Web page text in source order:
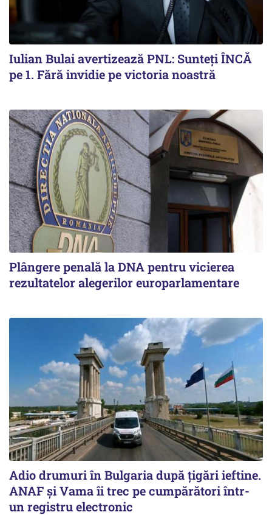
Iulian Bulai avertizează PNL: Sunteți ÎNCĂ
pe 1. Fără invidie pe victoria noastră
Plângere penală la DNA pentru vicierea
rezultatelor alegerilor europarlamentare
Adio drumuri în Bulgaria după țigări ieftine.
ANAF și Vama îi trec pe cumpărători într-
un registru electronic